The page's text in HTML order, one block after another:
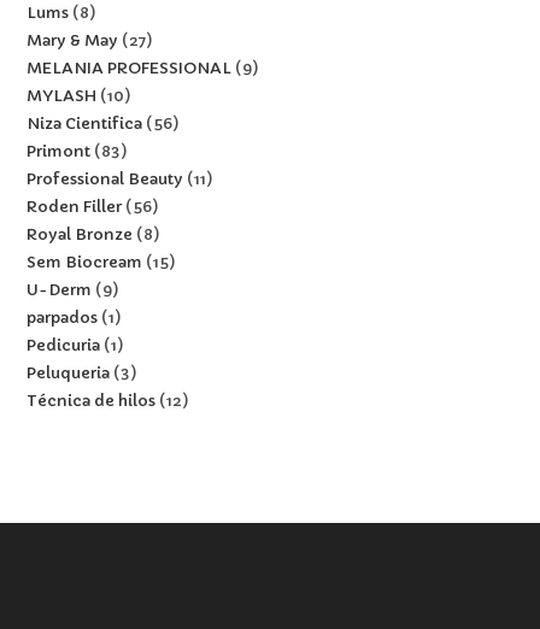
Lums 8
Mary & May
27
MELANIA PROFESSIONAL 9
MYLASH
10
Niza Cientifica 56
Primont 83
Professional Beauty
11
Roden Filler 56
Royal Bronze
8
Sem Biocream
15
U-Derm
9
parpados 1
Pedicuria 1
Peluqueria 3
Técnica de hilos 12